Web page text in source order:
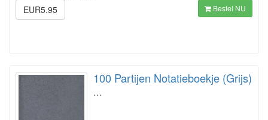
EUR5.95
Bestel NU
100 Partijen Notatieboekje (Grijs)
…